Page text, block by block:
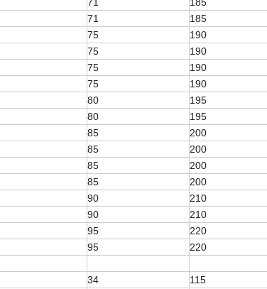
71 185
75 190
75 190
75 190
75 190
80 195
80 195
85 200
85 200
85 200
85 200
90 210
90 210
95 220
95 220
34 115